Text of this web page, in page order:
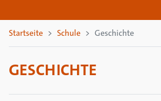
Startseite Schule Geschichte
GESCHICHTE